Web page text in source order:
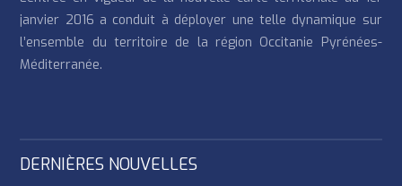
janvier 2016 a conduit à déployer une telle dynamique sur
l’ensemble du territoire de la région Occitanie Pyrénées-
Méditerranée.
DERNIÈRES NOUVELLES